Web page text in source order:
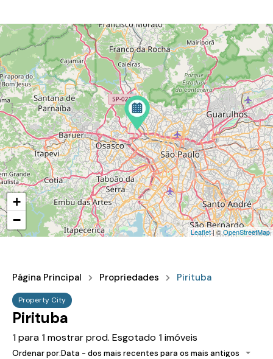
+
−
Leaflet| ©OpenStreetMap
Página Principal Propriedades Pirituba
Property City
Pirituba
1para 1mostrar prod. Esgotado 1imóveis
Ordenar por:Data - dos mais recentes para os mais antigos